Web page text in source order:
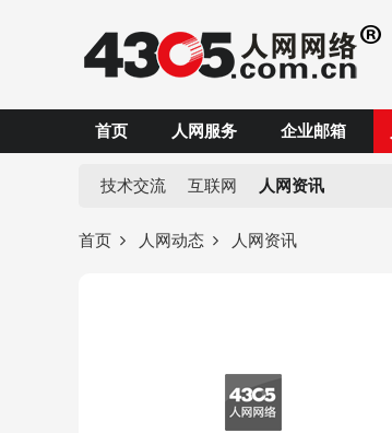
首页 人网服务 企业邮箱
技术交流 互联网 人网资讯
首页 人网动态 人网资讯